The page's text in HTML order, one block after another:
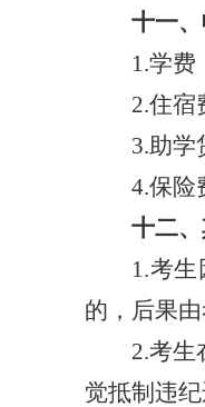
十一
1.学费
2.住宿
3.助学
4.保险
十二
1.考
的，后果
2.考生
觉抵制违